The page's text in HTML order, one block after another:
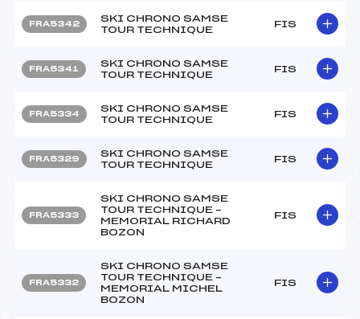
FRA5342
SKI CHRONO SAMSE
TOUR TECHNIQUE
FIS
FRA5341
SKI CHRONO SAMSE
TOUR TECHNIQUE
FIS
FRA5334
SKI CHRONO SAMSE
TOUR TECHNIQUE
FIS
FRA5329
SKI CHRONO SAMSE
TOUR TECHNIQUE
FIS
FRA5333
SKI CHRONO SAMSE
TOUR TECHNIQUE –
MEMORIAL RICHARD
BOZON
FIS
FRA5332
SKI CHRONO SAMSE
TOUR TECHNIQUE –
MEMORIAL MICHEL
BOZON
FIS